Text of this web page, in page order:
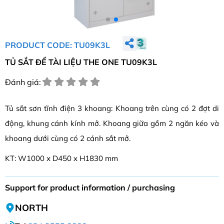
PRODUCT CODE: TU09K3L
TỦ SẮT ĐỂ TÀI LIỆU THE ONE TU09K3L
Đánh giá:
Tủ sắt sơn tĩnh điện 3 khoang: Khoang trên cùng có 2 đợt di
động, khung cánh kính mở. Khoang giữa gồm 2 ngăn kéo và
khoang dưới cùng có 2 cánh sắt mở.
KT: W1000 x D450 x H1830 mm
Support for product information / purchasing
NORTH